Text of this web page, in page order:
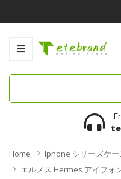
Home
Iphone シリーズケー
エルメス Hermes アイフ